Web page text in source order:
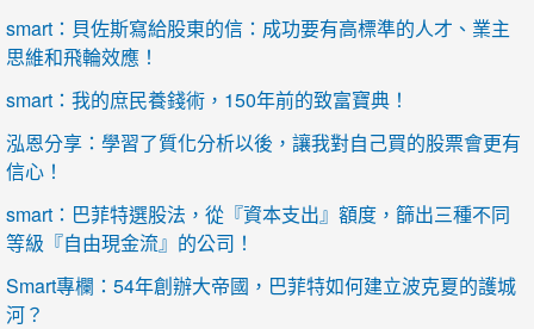
smart：貝佐斯寫給股東的信：成功要有高標準的人才、業主
思維和飛輪效應！
smart：我的庶民養錢術，150年前的致富寶典！
泓恩分享：學習了質化分析以後，讓我對自己買的股票會更有
信心！
smart：巴菲特選股法，從『資本支出』額度，篩出三種不同
等級『自由現金流』的公司！
Smart專欄：54年創辦大帝國，巴菲特如何建立波克夏的護城
河？